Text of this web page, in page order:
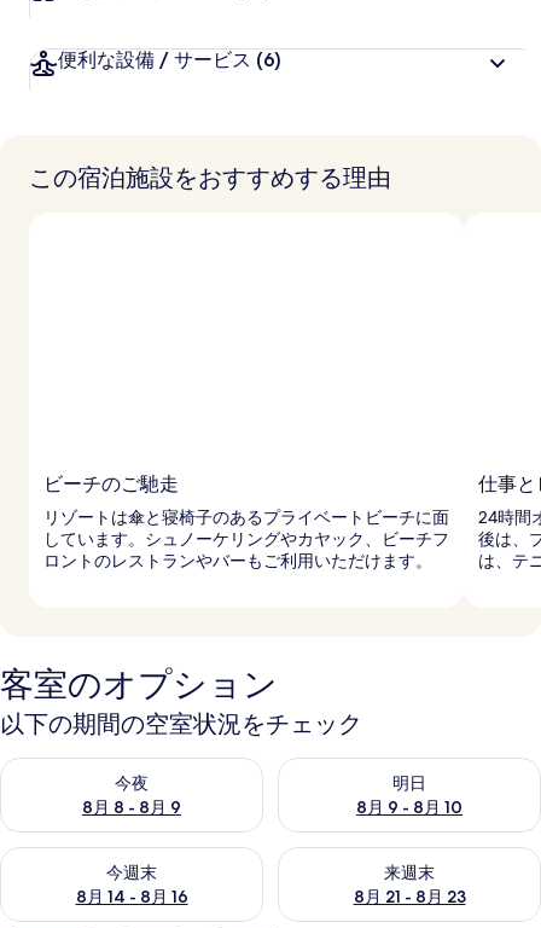
便利な設備 / サービス (6)
この宿泊施設をおすすめする理由
ビーチのご馳走
リゾートは傘と寝椅子のあるプライベートビーチに面
しています。シュノーケリングやカヤック、ビーチフ
ロントのレストランやバーもご利用いただけます。
仕事と
24時間
後は、
は、テ
客室のオプション
以下の期間の空室状況をチェック
今夜
8月 8 - 8月 9
今夜 8月 8 - 8月 9 の空室状況をチェック
明日
8月 9 - 8月 10
明日 8月 9 - 8月 10 の空室状
今週末
8月 14 - 8月 16
今週末 8月 14 - 8月 16 の空室状況をチェック
来週末
8月 21 - 8月 23
来週末 8月 21 - 8月 23 の空室